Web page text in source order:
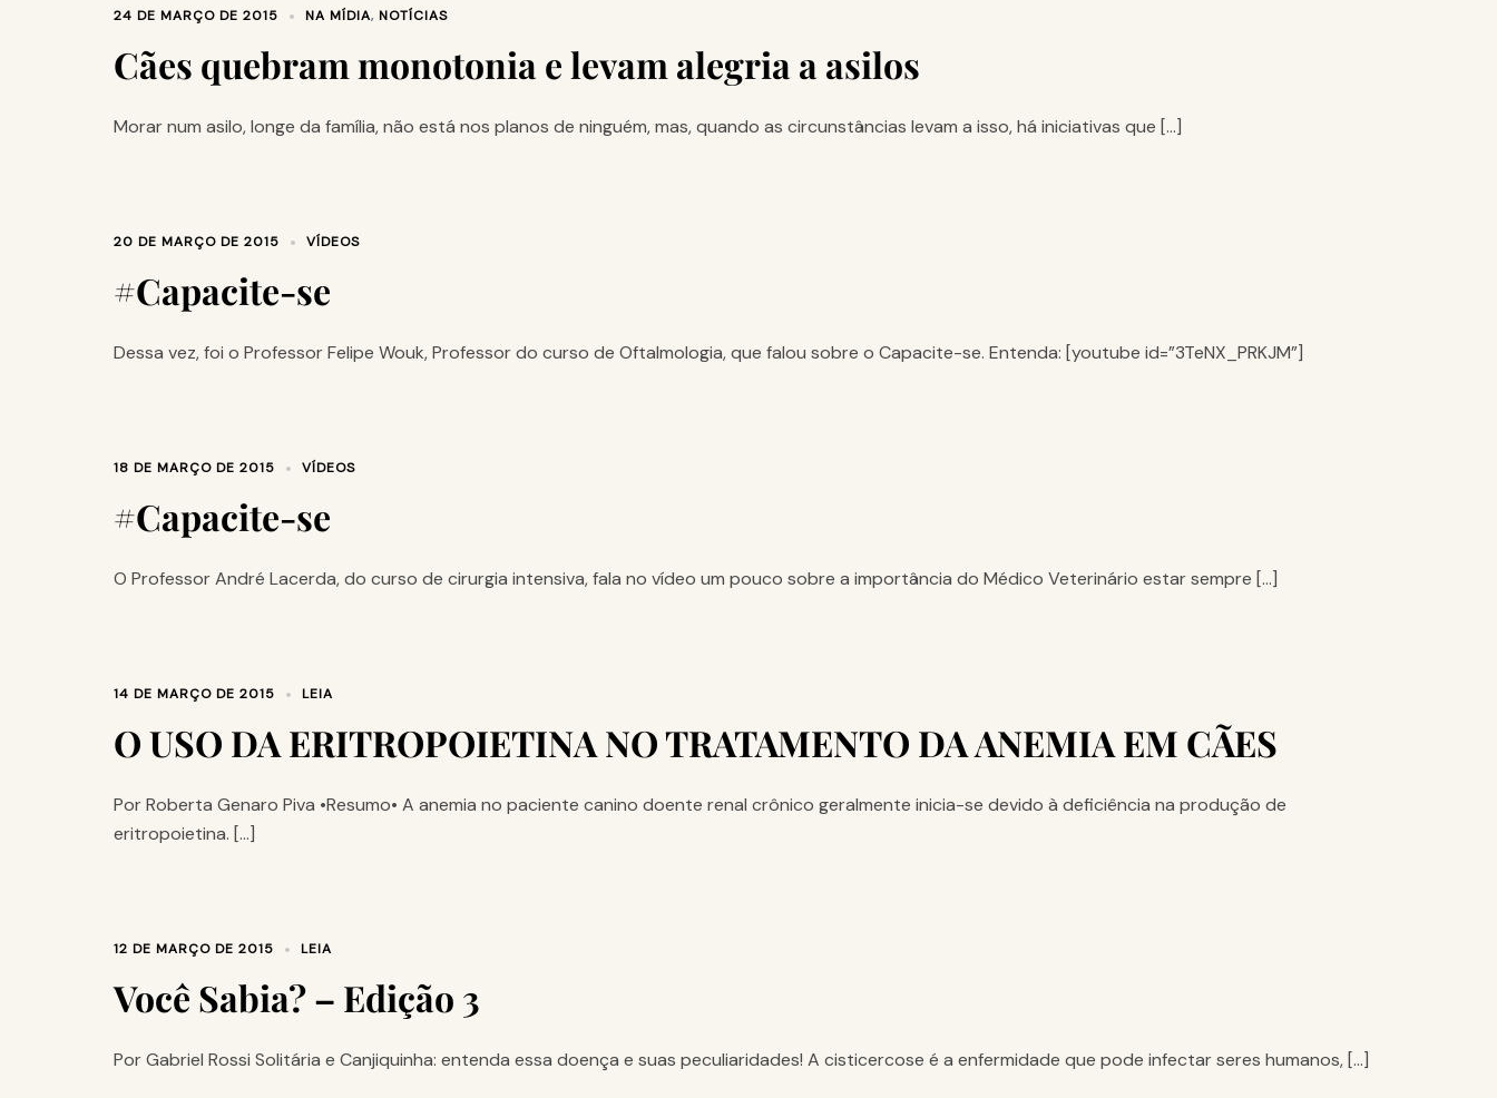
24 DE MARÇO DE 2015 NA MÍDIA, NOTÍCIAS
Cães quebram monotonia e levam alegria a asilos
Morar num asilo, longe da família, não está nos planos de ninguém, mas, quando as circunstâncias levam a isso, há iniciativas que […]
20 DE MARÇO DE 2015 VÍDEOS
#Capacite-se
Dessa vez, foi o Professor Felipe Wouk, Professor do curso de Oftalmologia, que falou sobre o Capacite-se. Entenda: [youtube id=”3TeNX_PRKJM”]
18 DE MARÇO DE 2015 VÍDEOS
#Capacite-se
O Professor André Lacerda, do curso de cirurgia intensiva, fala no vídeo um pouco sobre a importância do Médico Veterinário estar sempre […]
14 DE MARÇO DE 2015 LEIA
O USO DA ERITROPOIETINA NO TRATAMENTO DA ANEMIA EM CÃES
Por Roberta Genaro Piva •Resumo• A anemia no paciente canino doente renal crônico geralmente inicia-se devido à deficiência na produção de
eritropoietina. […]
12 DE MARÇO DE 2015 LEIA
Você Sabia? – Edição 3
Por Gabriel Rossi Solitária e Canjiquinha: entenda essa doença e suas peculiaridades! A cisticercose é a enfermidade que pode infectar seres humanos, […]